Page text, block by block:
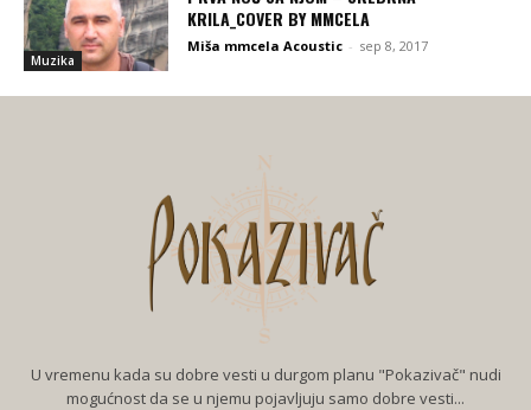
Muzika
KRILA_COVER BY MMCELA
Miša mmcela Acoustic - sep 8, 2017
U vremenu kada su dobre vesti u durgom planu "Pokazivač" nudi
mogućnost da se u njemu pojavljuju samo dobre vesti...